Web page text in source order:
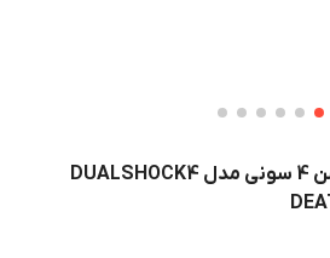
دسته بازی پلی استیشن 4 سونی مدل DUALSHOCK4